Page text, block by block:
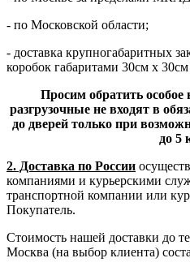
- по Московской области;
- доставка крупногабаритных
коробок габаритами 30см х
Просим обратить
разгрузочные не входят в
до дверей только при
до 5
2. Доставка по России
компаниями и курьерскими
транспортной компании или
Покупатель.
Стоимость нашей доставки до
Москва (на выбор клиента)